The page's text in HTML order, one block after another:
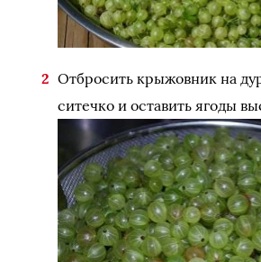
Отбросить крыжовник на
ситечко и оставить ягоды